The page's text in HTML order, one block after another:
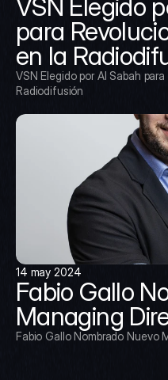
VSN Elegido
para
en la
VSN Elegido por Al Sabah
Radiodifusión
14 may 2024
Fabio Gallo
Managing
Fabio Gallo Nombrado Nuevo